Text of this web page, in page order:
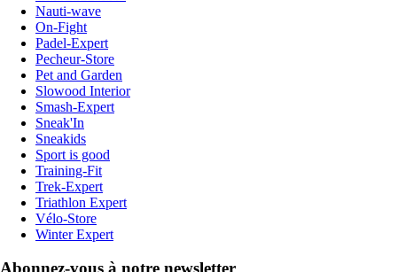
Nauti-wave
On-Fight
Padel-Expert
Pecheur-Store
Pet and Garden
Slowood Interior
Smash-Expert
Sneak'In
Sneakids
Sport is good
Training-Fit
Trek-Expert
Triathlon Expert
Vélo-Store
Winter Expert
Abonnez-vous à notre newsletter